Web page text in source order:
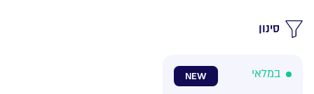
סינון
NEW במלאי